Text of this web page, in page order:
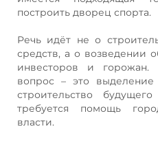
построить дворец спорта.
Речь идёт не о
средств, а о возведении
инвесторов и
вопрос – это выделение
строительство
требуется помощь
власти.